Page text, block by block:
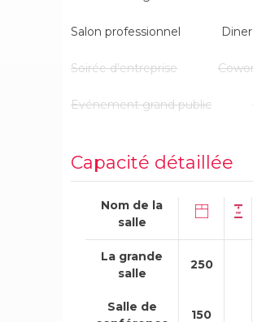
Salon professionnel
Soirée d'entreprise
Evénement grand public
Capacité détaillée
Nom de la
salle
La grande
salle
250
Salle de
150